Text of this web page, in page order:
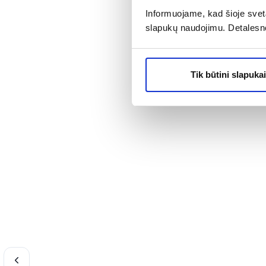
Informuojame, kad šioje
slapukų naudojimu.
Tik būtini slapukai
ramunėlės ir
galima
Vis dėlto M.
saikingai ir
vaistais ar